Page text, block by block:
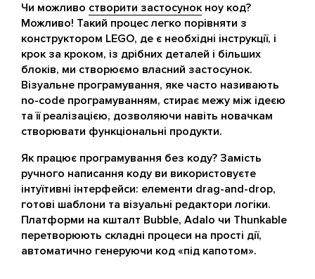
Чи можливо створити застосунок ноу код?
Можливо! Такий процес легко порівняти з
конструктором LEGO, де є необхідні інструкції, і
крок за кроком, із дрібних деталей і більших
блоків, ми створюємо власний застосунок.
Візуальне програмування, яке часто називають
no-code програмуванням, стирає межу між ідеєю
та її реалізацією, дозволяючи навіть новачкам
створювати функціональні продукти.
Як працює програмування без коду? Замість
ручного написання коду ви використовуєте
інтуїтивні інтерфейси: елементи drag-and-drop,
готові шаблони та візуальні редактори логіки.
Платформи на кшталт Bubble, Adalo чи Thunkable
перетворюють складні процеси на прості дії,
автоматично генеруючи код «під капотом».